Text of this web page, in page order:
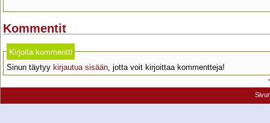
Kommentit
Kirjoita kommentti
Sinun täytyy kirjautua sisään, jotta voit kirjoittaa kommentteja!